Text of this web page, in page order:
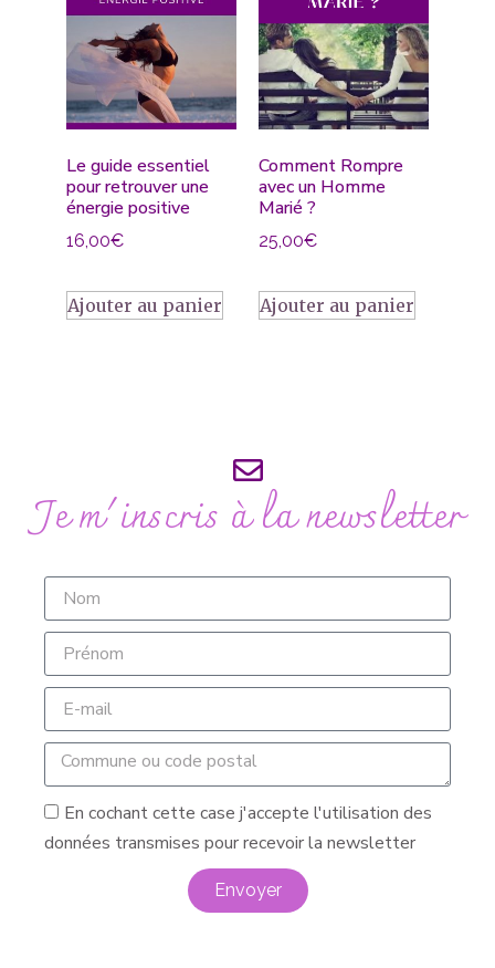
Le guide essentiel
pour retrouver une
énergie positive
16,00€
Ajouter au panier
Comment Rompre
avec un Homme
Marié ?
25,00€
Ajouter au panier
Je m'inscris à la newsletter
En cochant cette case j'accepte l'utilisation des
données transmises pour recevoir la newsletter
Envoyer